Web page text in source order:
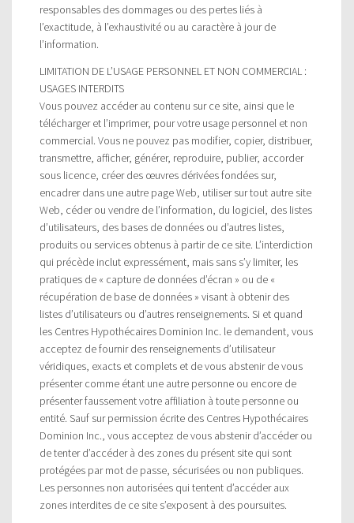
responsables des dommages ou des pertes liés à
l’exactitude, à l’exhaustivité ou au caractère à jour de
l’information.
LIMITATION DE L’USAGE PERSONNEL ET NON COMMERCIAL :
USAGES INTERDITS
Vous pouvez accéder au contenu sur ce site, ainsi que le
télécharger et l’imprimer, pour votre usage personnel et non
commercial. Vous ne pouvez pas modifier, copier, distribuer,
transmettre, afficher, générer, reproduire, publier, accorder
sous licence, créer des œuvres dérivées fondées sur,
encadrer dans une autre page Web, utiliser sur tout autre site
Web, céder ou vendre de l’information, du logiciel, des listes
d’utilisateurs, des bases de données ou d’autres listes,
produits ou services obtenus à partir de ce site. L’interdiction
qui précède inclut expressément, mais sans s’y limiter, les
pratiques de « capture de données d’écran » ou de «
récupération de base de données » visant à obtenir des
listes d’utilisateurs ou d’autres renseignements. Si et quand
les Centres Hypothécaires Dominion Inc. le demandent, vous
acceptez de fournir des renseignements d’utilisateur
véridiques, exacts et complets et de vous abstenir de vous
présenter comme étant une autre personne ou encore de
présenter faussement votre affiliation à toute personne ou
entité. Sauf sur permission écrite des Centres Hypothécaires
Dominion Inc., vous acceptez de vous abstenir d’accéder ou
de tenter d’accéder à des zones du présent site qui sont
protégées par mot de passe, sécurisées ou non publiques.
Les personnes non autorisées qui tentent d’accéder aux
zones interdites de ce site s’exposent à des poursuites.